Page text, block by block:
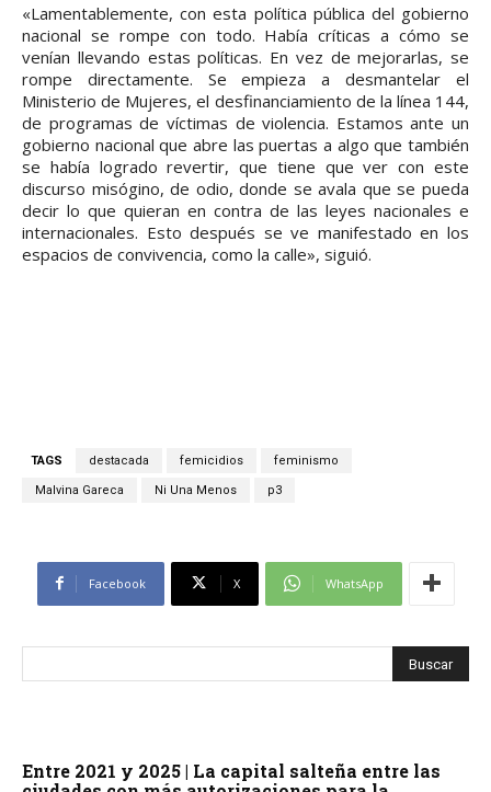
«Lamentablemente, con esta política pública del gobierno
nacional se rompe con todo. Había críticas a cómo se
venían llevando estas políticas. En vez de mejorarlas, se
rompe directamente. Se empieza a desmantelar el
Ministerio de Mujeres, el desfinanciamiento de la línea 144,
de programas de víctimas de violencia. Estamos ante un
gobierno nacional que abre las puertas a algo que también
se había logrado revertir, que tiene que ver con este
discurso misógino, de odio, donde se avala que se pueda
decir lo que quieran en contra de las leyes nacionales e
internacionales. Esto después se ve manifestado en los
espacios de convivencia, como la calle», siguió.
TAGS destacada femicidios feminismo
Malvina Gareca Ni Una Menos p3
Facebook X WhatsApp
Entre 2021 y 2025 | La capital salteña entre las